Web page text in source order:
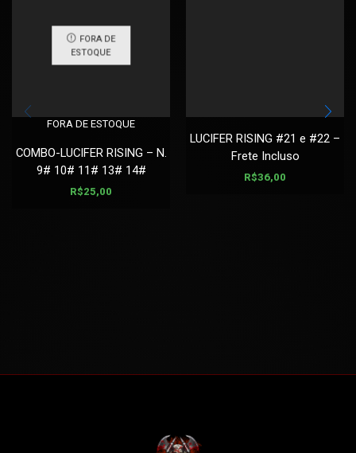
FORA DE
ESTOQUE
FORA DE ESTOQUE
COMBO-LUCIFER RISING – N.
9# 10# 11# 13# 14#
R$25,00
LUCIFER RISING #21 e #22 –
Frete Incluso
R$36,00